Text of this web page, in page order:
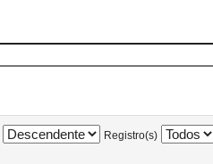
Registro(s)